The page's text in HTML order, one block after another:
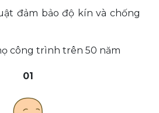
đảm bảo độ kín và chống
công trình trên 50 năm
01